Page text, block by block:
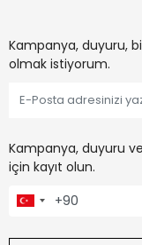
Kampanya, duyuru,
olmak istiyorum.
Kampanya, duyuru
için kayıt olun.